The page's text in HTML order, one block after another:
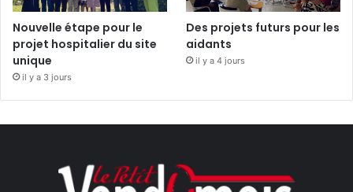
Nouvelle étape pour le
projet hospitalier du site
unique
il y a 3 jours
Des projets futurs pour les
aidants
il y a 4 jours